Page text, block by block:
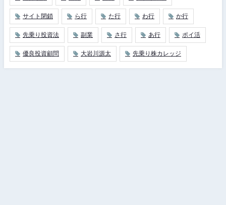
サイト閉鎖 ら行 た行 わ行 か行
先乗り投資法 副業 さ行 あ行 ポイ活
優良投資顧問 大岩川源太 先乗り株カレッジ